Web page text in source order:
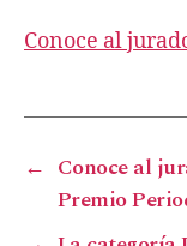
Conoce al
← Conoce al
Premio